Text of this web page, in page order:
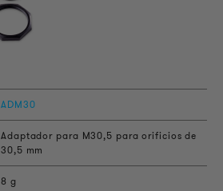
ADM30
Adaptador para M30,5 para orificios de
30,5 mm
8 g